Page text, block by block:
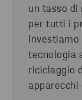
un tasso di
per tutti i
Investiamo
tecnologia
riciclaggio